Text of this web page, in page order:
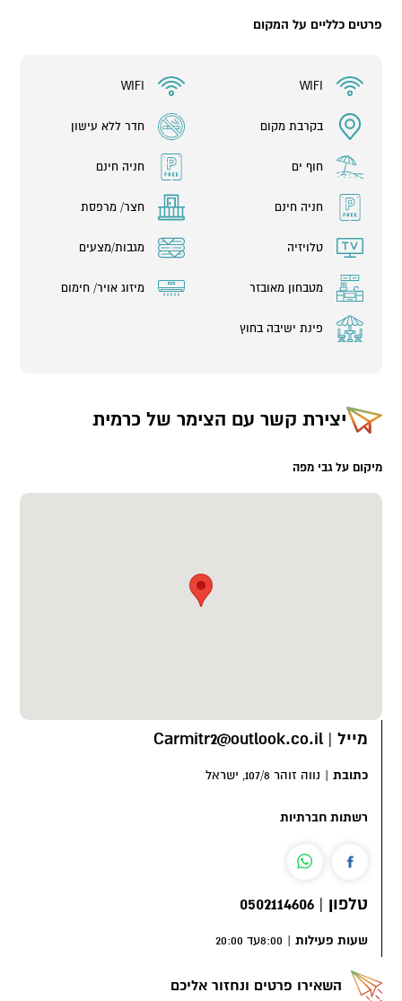
פרטים כלליים על המקום
WIFI
WIFI
בקרבת מקום חדר ללא עישון
חוף ים חניה חינם
חניה חינם חצר/ מרפסת
טלויזיה מגבות/מצעים
מטבחון מאובזר מיזוג אויר/ חימום
פינת ישיבה בחוץ
יצירת קשר עם הצימר של כרמית
מיקום על גבי מפה
מייל |
Carmitr2@outlook.co.il
כתובת | נווה זוהר 107/8, ישראל
רשתות חברתיות
טלפון |
0502114606
שעות פעילות | 8:00עד 20:00
השאירו פרטים ונחזור אליכם